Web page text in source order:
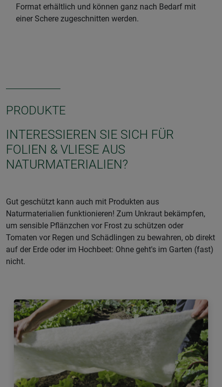
Format erhältlich und können ganz nach Bedarf mit
einer Schere zugeschnitten werden.
PRODUKTE
INTERESSIEREN SIE SICH FÜR
FOLIEN & VLIESE AUS
NATURMATERIALIEN?
Gut geschützt kann auch mit Produkten aus
Naturmaterialien funktionieren! Zum Unkraut bekämpfen,
um sensible Pflänzchen vor Frost zu schützen oder
Tomaten vor Regen und Schädlingen zu bewahren, ob direkt
auf der Erde oder im Hochbeet: Ohne geht's im Garten (fast)
nicht.